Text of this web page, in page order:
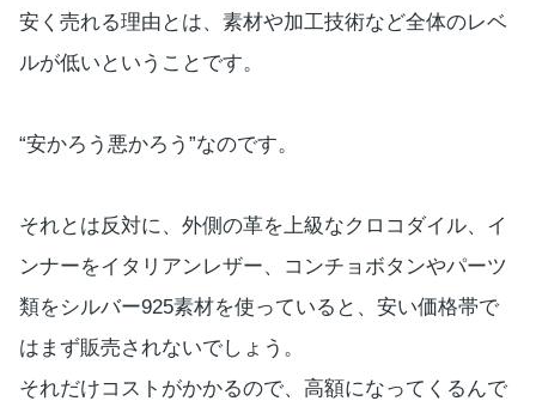
安く売れる理由とは、素材や加工技術など全体のレベ
ルが低いということです。
“安かろう悪かろう”なのです。
それとは反対に、外側の革を上級なクロコダイル、イ
ンナーをイタリアンレザー、コンチョボタンやパーツ
類をシルバー925素材を使っていると、安い価格帯で
はまず販売されないでしょう。
それだけコストがかかるので、高額になってくるんで